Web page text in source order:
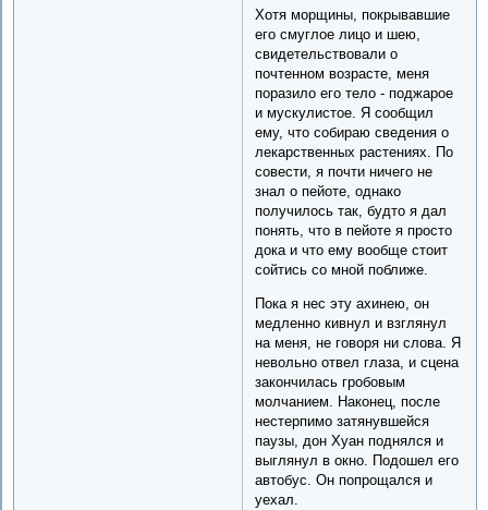
Хотя морщины, покрывавшие
его смуглое лицо и шею,
свидетельствовали о
почтенном возрасте, меня
поразило его тело - поджарое
и мускулистое. Я сообщил
ему, что собираю сведения о
лекарственных растениях. По
совести, я почти ничего не
знал о пейоте, однако
получилось так, будто я дал
понять, что в пейоте я просто
дока и что ему вообще стоит
сойтись со мной поближе.
Пока я нес эту ахинею, он
медленно кивнул и взглянул
на меня, не говоря ни слова. Я
невольно отвел глаза, и сцена
закончилась гробовым
молчанием. Наконец, после
нестерпимо затянувшейся
паузы, дон Хуан поднялся и
выглянул в окно. Подошел его
автобус. Он попрощался и
уехал.